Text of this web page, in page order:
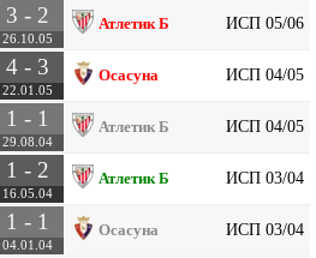
3 - 2
26.10.05
Атлетик Б ИСП 05/06
4 - 3
22.01.05
Осасуна ИСП 04/05
1 - 1
29.08.04
Атлетик Б ИСП 04/05
1 - 2
16.05.04
Атлетик Б ИСП 03/04
1 - 1
04.01.04
Осасуна ИСП 03/04